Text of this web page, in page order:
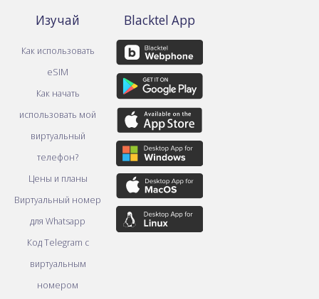
Изучай
Как использовать
eSIM
Как начать
использовать мой
виртуальный
телефон?
Цены и планы
Виртуальный номер
для Whatsapp
Код Telegram с
виртуальным
номером
Blacktel App